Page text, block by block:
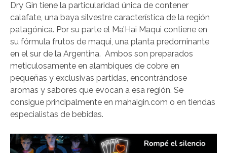
Dry Gin tiene la particularidad única de contener
calafate, una baya silvestre característica de la región
patagónica. Por su parte el Ma’Hai Maqui contiene en
su fórmula frutos de maqui, una planta predominante
en el sur de la Argentina. Ambos son preparados
meticulosamente en alambiques de cobre en
pequeñas y exclusivas partidas, encontrándose
aromas y sabores que evocan a esa región. Se
consigue principalmente en mahaigin.com o en tiendas
especialistas de bebidas.